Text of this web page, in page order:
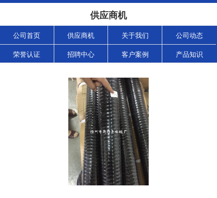
供应商机
公司首页 供应商机 关于我们 公司动态
荣誉认证 招聘中心 客户案例 产品知识